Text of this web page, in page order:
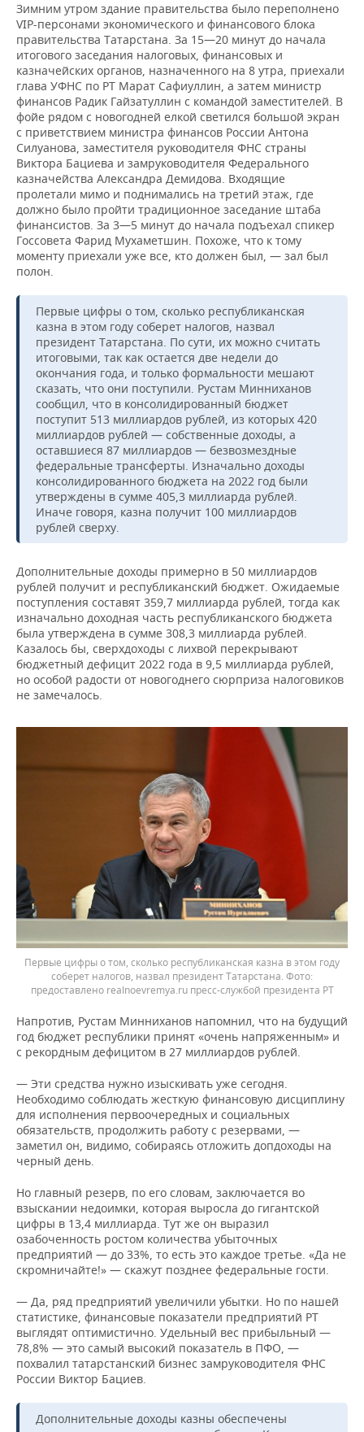
Зимним утром здание правительства было переполнено
VIP-персонами экономического и финансового блока
правительства Татарстана. За 15—20 минут до начала
итогового заседания налоговых, финансовых и
казначейских органов, назначенного на 8 утра, приехали
глава УФНС по РТ Марат Сафиуллин, а затем министр
финансов Радик Гайзатуллин с командой заместителей. В
фойе рядом с новогодней елкой светился большой экран
с приветствием министра финансов России Антона
Силуанова, заместителя руководителя ФНС страны
Виктора Бациева и замруководителя Федерального
казначейства Александра Демидова. Входящие
пролетали мимо и поднимались на третий этаж, где
должно было пройти традиционное заседание штаба
финансистов. За 3—5 минут до начала подъехал спикер
Госсовета Фарид Мухаметшин. Похоже, что к тому
моменту приехали уже все, кто должен был, — зал был
полон.
Первые цифры о том, сколько республиканская
казна в этом году соберет налогов, назвал
президент Татарстана. По сути, их можно считать
итоговыми, так как остается две недели до
окончания года, и только формальности мешают
сказать, что они поступили. Рустам Минниханов
сообщил, что в консолидированный бюджет
поступит 513 миллиардов рублей, из которых 420
миллиардов рублей — собственные доходы, а
оставшиеся 87 миллиардов — безвозмездные
федеральные трансферты. Изначально доходы
консолидированного бюджета на 2022 год были
утверждены в сумме 405,3 миллиарда рублей.
Иначе говоря, казна получит 100 миллиардов
рублей сверху.
Дополнительные доходы примерно в 50 миллиардов
рублей получит и республиканский бюджет. Ожидаемые
поступления составят 359,7 миллиарда рублей, тогда как
изначально доходная часть республиканского бюджета
была утверждена в сумме 308,3 миллиарда рублей.
Казалось бы, сверхдоходы с лихвой перекрывают
бюджетный дефицит 2022 года в 9,5 миллиарда рублей,
но особой радости от новогоднего сюрприза налоговиков
не замечалось.
Первые цифры о том, сколько республиканская казна в этом году
соберет налогов, назвал президент Татарстана.
предоставлено realnoevremya.ru пресс-службой президента РТ
Напротив, Рустам Минниханов напомнил, что на будущий
год бюджет республики принят «очень напряженным» и
с рекордным дефицитом в 27 миллиардов рублей.
— Эти средства нужно изыскивать уже сегодня.
Необходимо соблюдать жесткую финансовую дисциплину
для исполнения первоочередных и социальных
обязательств, продолжить работу с резервами, —
заметил он, видимо, собираясь отложить допдоходы на
черный день.
Но главный резерв, по его словам, заключается во
взыскании недоимки, которая выросла до гигантской
цифры в 13,4 миллиарда. Тут же он выразил
озабоченность ростом количества убыточных
предприятий — до 33%, то есть это каждое третье. «Да не
скромничайте!» — скажут позднее федеральные гости.
— Да, ряд предприятий увеличили убытки. Но по нашей
статистике, финансовые показатели предприятий РТ
выглядят оптимистично. Удельный вес прибыльный —
78,8% — это самый высокий показатель в ПФО, —
похвалил татарстанский бизнес замруководителя ФНС
России Виктор Бациев.
Дополнительные доходы казны обеспечены